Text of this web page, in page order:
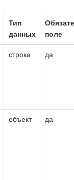
Тип
данных
поле
строка да
объект да